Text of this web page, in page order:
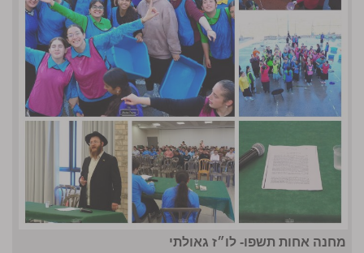
מחנה אחות תשפו- לו״ז גאולתי